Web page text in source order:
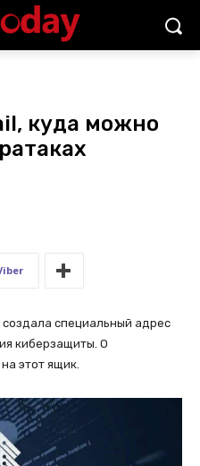
куда можно
специальный адрес
киберзащиты. О
этот ящик.